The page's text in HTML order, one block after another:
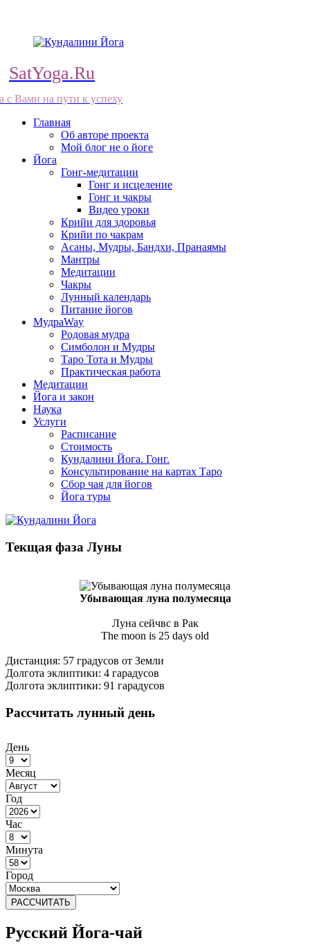
SatYoga.Ru
с Вами на пути к успеху
Главная
Об авторе проекта
Мой блог не о йоге
Йога
Гонг-медитации
Гонг и исцеление
Гонг и чакры
Видео уроки
Крийи для здоровья
Крийи по чакрам
Асаны, Мудры, Бандхи, Пранаямы
Мантры
Медитации
Чакры
Лунный календарь
Питание йогов
МудраWay
Родовая мудра
Симболон и Мудры
Таро Тота и Мудры
Практическая работа
Медитации
Йога и закон
Наука
Услуги
Расписание
Стоимость
Кундалини Йога. Гонг.
Консультирование на картах Таро
Сбор чая для йогов
Йога туры
Текщая фаза Луны
Убывающая луна полумесяца
Луна сейчвс в Рак
The moon is 25 days old
Дистанция: 57 градусов от Земли
Долгота эклиптики: 4 гарадусов
Долгота эклиптики: 91 гарадусов
Рассчитать лунный день
День
Месяц
Год
Час
Минута
Город
РАССЧИТАТЬ
Русский Йога-чай